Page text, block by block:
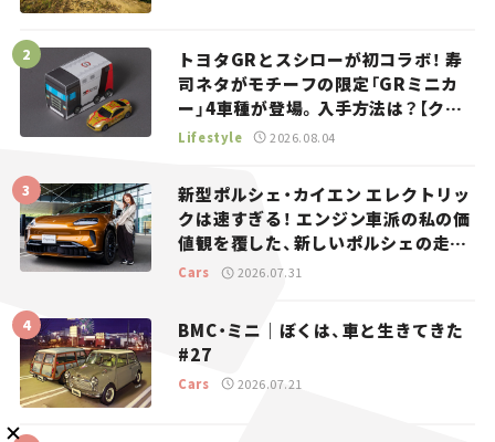
トヨタGRとスシローが初コラボ！ 寿
司ネタがモチーフの限定「GRミニカ
ー」4車種が登場。入手方法は？【クル
マとホビー】
Lifestyle 2026.08.04
新型ポルシェ・カイエン エレクトリッ
クは速すぎる！ エンジン車派の私の価
値観を覆した、新しいポルシェの走
り。
Cars 2026.07.31
BMC・ミニ｜ぼくは、車と生きてきた
#27
Cars 2026.07.21
メルマガ登録
KURU KURAについて 広告掲載 プライバシーポリシー
採用情報
FAQ